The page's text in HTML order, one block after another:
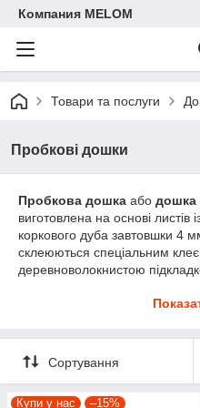
Компания MELOM
Товари та послуги
Пробкові дошки
Пробкова дошка або дошка
виготовлена на основі листів
коркового дуба завтовшки 4
склеюються спеціальним
деревноволокнистою
завтовшки 15х15 мм і
дошку можна закріпити до
вертикально, оскільки на
для приладдя, на відміну від
Сортування
Купи у нас –15%